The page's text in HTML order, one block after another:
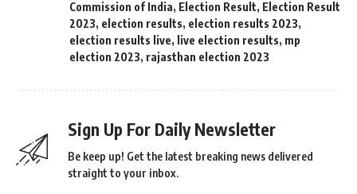
Commission of India, Election Result, Election Result
2023, election results, election results 2023,
election results live, live election results, mp
election 2023, rajasthan election 2023
Sign Up For Daily Newsletter
Be keep up! Get the latest breaking news delivered
straight to your inbox.